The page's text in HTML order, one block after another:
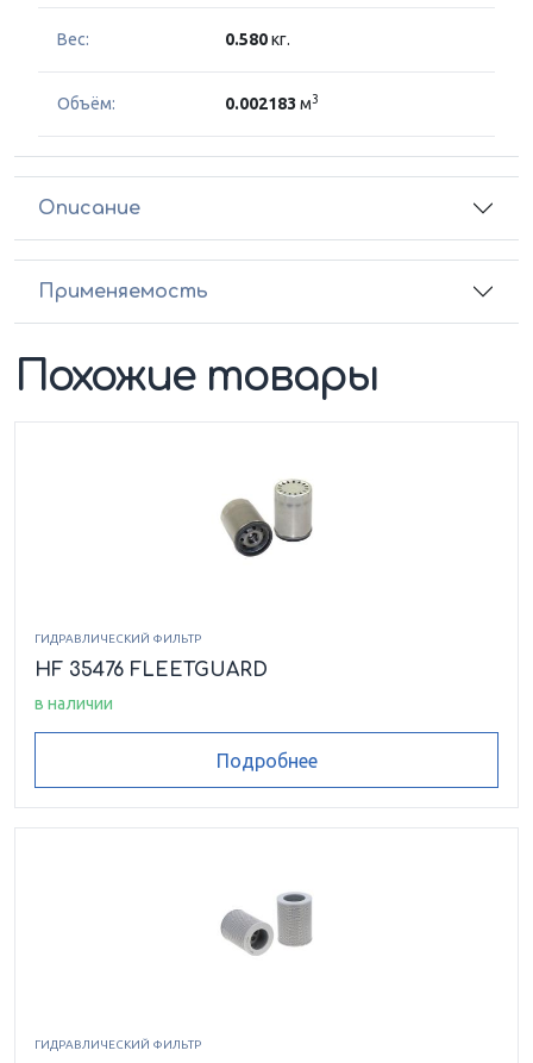
Вес: 0.580кг.
Объём: 0.002183 м3
Описание
Применяемость
Похожие товары
ГИДРАВЛИЧЕСКИЙ ФИЛЬТР
HF 35476 FLEETGUARD
в наличии
Подробнее
ГИДРАВЛИЧЕСКИЙ ФИЛЬТР